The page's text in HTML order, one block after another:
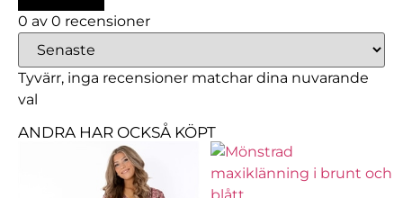
0 av 0 recensioner
Tyvärr, inga recensioner matchar dina nuvarande
val
ANDRA HAR OCKSÅ KÖPT